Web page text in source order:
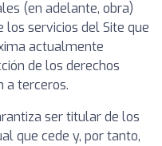
(en adelante, obra)
los servicios del Site que
actualmente
de los derechos
a terceros.
ser titular de los
que cede y, por tanto,